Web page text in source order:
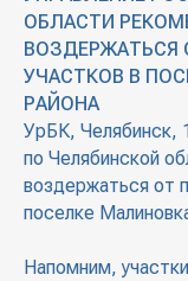
ОБЛАСТИ
ВОЗДЕРЖАТЬСЯ
УЧАСТКОВ В
РАЙОНА
УрБК, Челябинск,
по Челябинской
воздержаться от
поселке
Напомним,